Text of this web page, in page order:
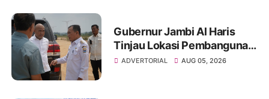
Gubernur Jambi Al Haris
Tinjau Lokasi Pembangunan
Sekolah Rakyat dan Lokasi
ADVERTORIAL AUG 05, 2026